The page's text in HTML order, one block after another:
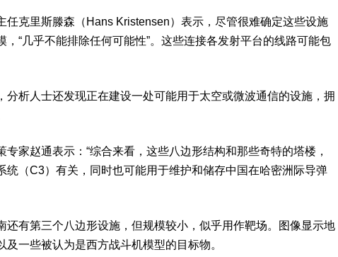
任克里斯滕森（Hans Kristensen）表示，尽管很难确定这些设施
，“几乎不能排除任何可能性”。这些连接各发射平台的线路可能包
分析人士还发现正在建设一处可能用于太空或微波通信的设施，拥
家赵通表示：“综合来看，这些八边形结构和那些奇特的塔楼，
统（C3）有关，同时也可能用于维护和储存中国在哈密洲际导弹
还有第三个八边形设施，但规模较小，似乎用作靶场。图像显示地
一些被认为是西方战斗机模型的目标物。